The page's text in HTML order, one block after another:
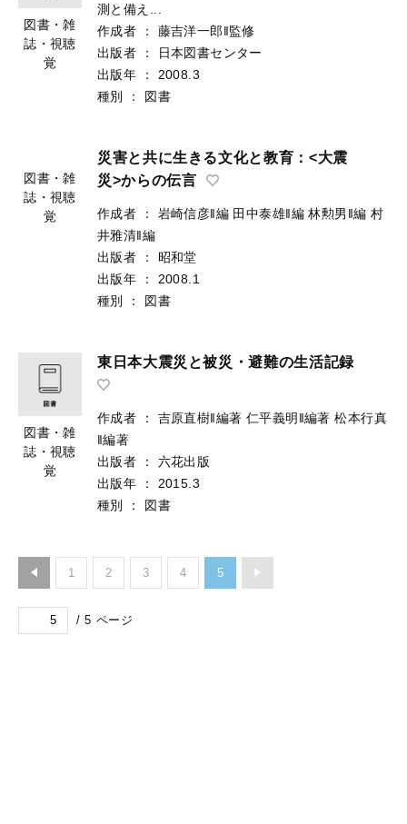
図書・雑
誌・視聴
覚
測と備え...
作成者
：
藤吉洋一郎‖監修
出版者
：
日本図書センター
出版年
：
2008.3
種別
： 図書
図書・雑
誌・視聴
覚
災害と共に生きる文化と教育：<大震
災>からの伝言
作成者 ： 岩崎信彦‖編 田中泰雄‖編 林勲男‖編 村
井雅清‖編
出版者
：
昭和堂
出版年
：
2008.1
種別
： 図書
図書・雑
誌・視聴
覚
東日本大震災と被災・避難の生活記録
作成者 ： 吉原直樹‖編著 仁平義明‖編著 松本行真
‖編著
出版者
：
六花出版
出版年
：
2015.3
種別
： 図書
1 2 3 4 5
/ 5 ページ